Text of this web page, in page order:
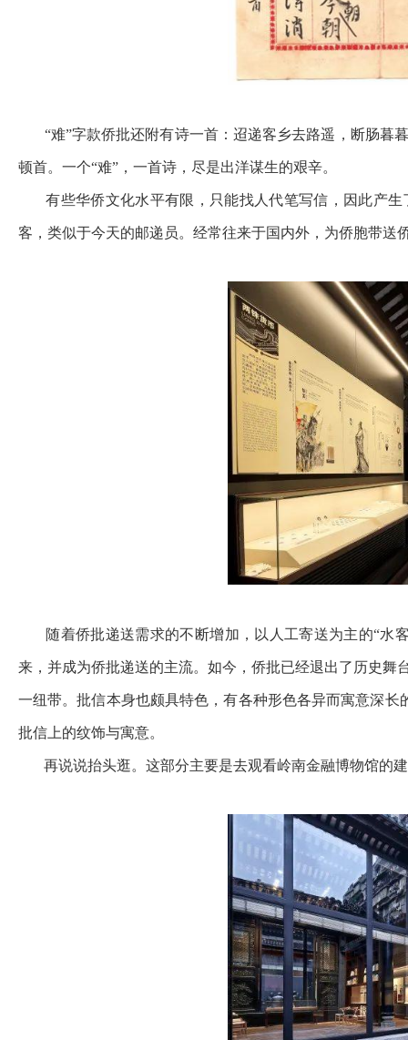
“难”字款侨批还附有诗一首：迢递客乡去路遥，断肠暮
顿首。一个“难”，一首诗，尽是出洋谋生的艰辛。
有些华侨文化水平有限，只能找人代笔写信，因此产
客，类似于今天的邮递员。经常往来于国内外，为侨胞带送
随着侨批递送需求的不断增加，以人工寄送为主的“水
来，并成为侨批递送的主流。如今，侨批已经退出了历史
一纽带。批信本身也颇具特色，有各种形色各异而寓意深长
批信上的纹饰与寓意。
再说说抬头逛。这部分主要是去观看岭南金融博物馆的